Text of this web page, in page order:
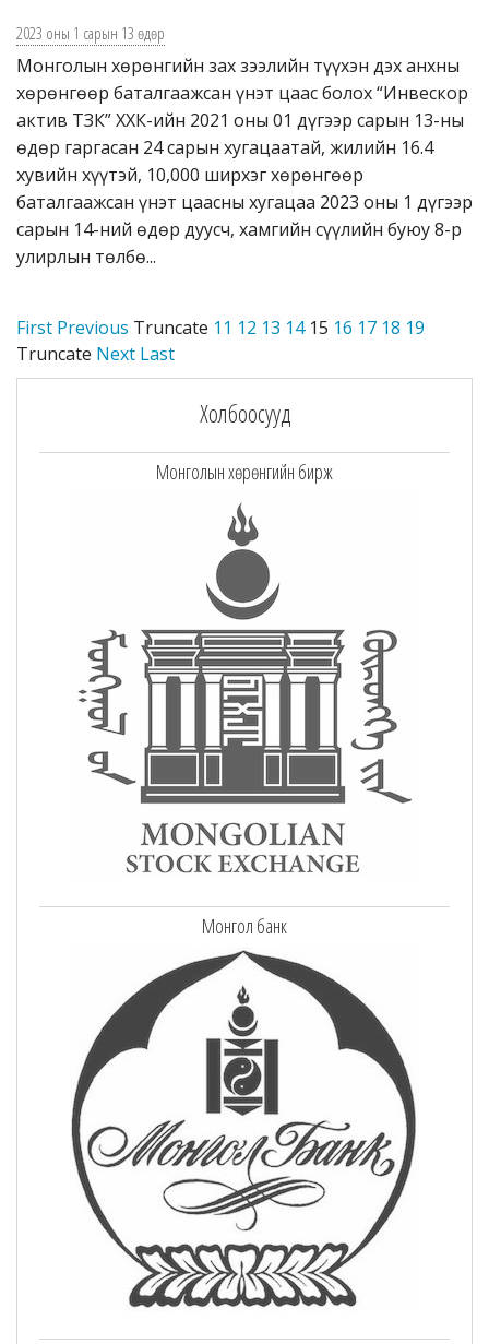
2023 оны 1 сарын 13 өдөр
Монголын хөрөнгийн зах зээлийн түүхэн дэх анхны
хөрөнгөөр баталгаажсан үнэт цаас болох “Инвескор
актив ТЗК” ХХК-ийн 2021 оны 01 дүгээр сарын 13-ны
өдөр гаргасан 24 сарын хугацаатай, жилийн 16.4
хувийн хүүтэй, 10,000 ширхэг хөрөнгөөр
баталгаажсан үнэт цаасны хугацаа 2023 оны 1 дүгээр
сарын 14-ний өдөр дуусч, хамгийн сүүлийн буюу 8-р
улирлын төлбө...
First Previous Truncate 11 12 13 14 15 16 17 18 19
Truncate Next Last
Холбоосууд
Монголын хөрөнгийн бирж
Монгол банк